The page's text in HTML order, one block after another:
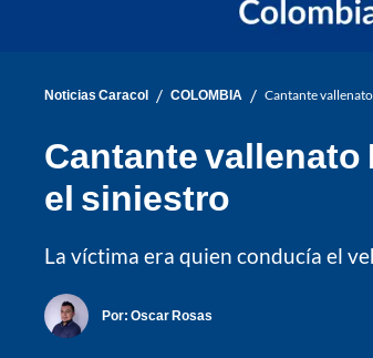
Noticias Caracol / COLOMBIA / Cantante
Cantante
el siniestro
La víctima era quien conducía el
Por: Oscar Rosas